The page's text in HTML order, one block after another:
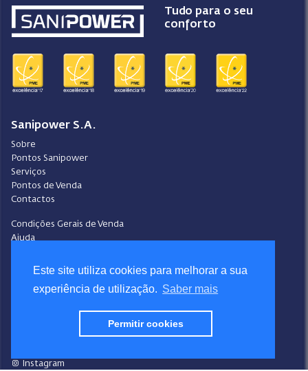
Este site utiliza cookies para melhorar a sua
experiência de utilização. Saber mais
Permitir cookies
Tudo para o seu
conforto
Sanipower S.A.
Sobre
Pontos Sanipower
Serviços
Pontos de Venda
Contactos
Condições Gerais de Venda
Ajuda
Política de Privacidade
Portal do Denunciante
Instagram